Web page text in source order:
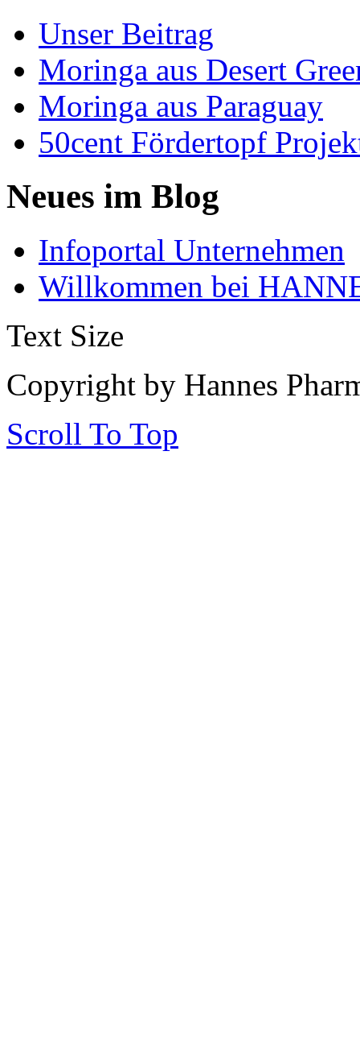
Unser Beitrag
Moringa aus Desert
Moringa aus Paraguay
50cent Fördertopf
Neues im Blog
Infoportal Unternehmen
Willkommen bei
Text Size
Copyright by Hannes
Scroll To Top